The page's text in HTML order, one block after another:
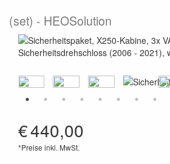
(set) HEOSolution
€440,00
*Preise inkl. MwSt.